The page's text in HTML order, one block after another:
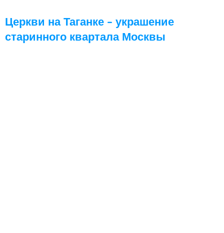
Церкви на Таганке – украшение
старинного квартала Москвы